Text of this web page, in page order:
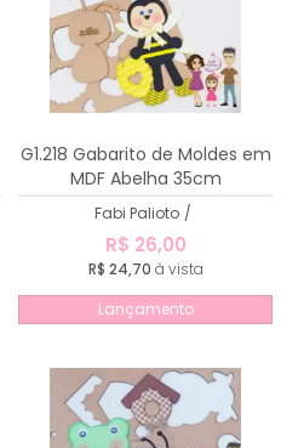
G1.218 Gabarito de Moldes em
MDF Abelha 35cm
Fabi Palioto /
R$ 26,00
R$ 24,70 à vista
Lançamento